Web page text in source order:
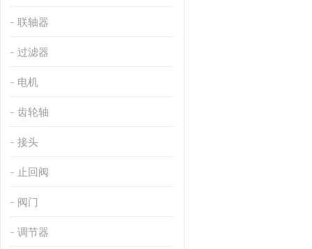
联轴器
过滤器
电机
齿轮轴
接头
止回阀
阀门
调节器